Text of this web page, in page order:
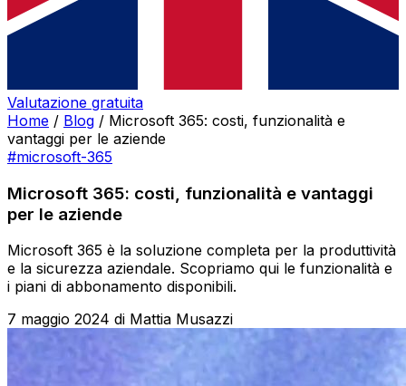
Valutazione gratuita
Home / Blog / Microsoft 365: costi, funzionalità e
vantaggi per le aziende
#microsoft-365
Microsoft 365: costi, funzionalità e vantaggi
per le aziende
Microsoft 365 è la soluzione completa per la produttività
e la sicurezza aziendale. Scopriamo qui le funzionalità e
i piani di abbonamento disponibili.
7 maggio 2024 di Mattia Musazzi